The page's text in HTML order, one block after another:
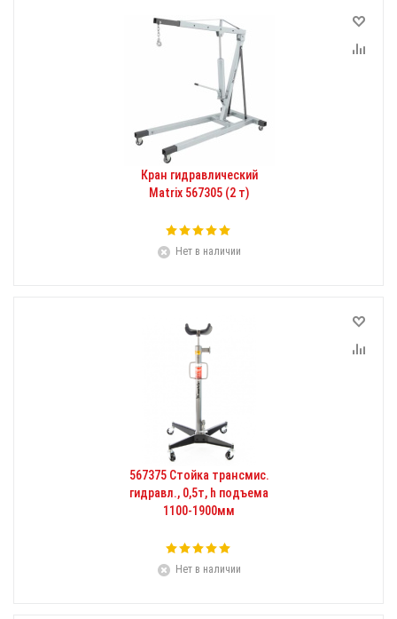
Кран гидравлический
Matrix 567305 (2 т)
Нет в наличии
567375 Стойка трансмис.
гидравл., 0,5т, h подъема
1100-1900мм
Нет в наличии